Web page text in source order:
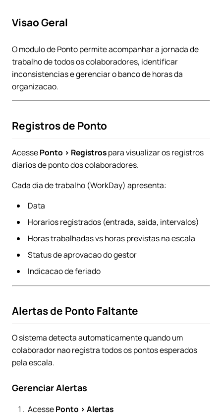
Visao Geral
O modulo de Ponto permite acompanhar a jornada de
trabalho de todos os colaboradores, identificar
inconsistencias e gerenciar o banco de horas da
organizacao.
Registros de Ponto
AcessePonto > Registrospara visualizar os registros
diarios de ponto dos colaboradores.
Cada dia de trabalho (WorkDay) apresenta:
Data
Horarios registrados (entrada, saida, intervalos)
Horas trabalhadas vs horas previstas na escala
Status de aprovacao do gestor
Indicacao de feriado
Alertas de Ponto Faltante
O sistema detecta automaticamente quando um
colaborador nao registra todos os pontos esperados
pela escala.
Gerenciar Alertas
AcessePonto > Alertas